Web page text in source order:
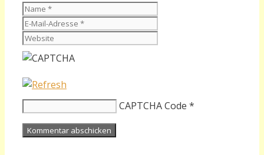
Name
Adresse
CAPTCHA Code *